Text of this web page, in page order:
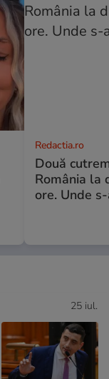
Redactia.ro
Două
România la
ore. Unde
25 iul.